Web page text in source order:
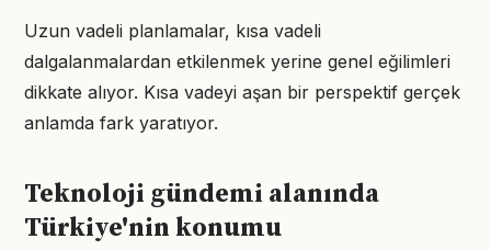
Uzun vadeli planlamalar, kısa vadeli
dalgalanmalardan etkilenmek yerine genel eğilimleri
dikkate alıyor. Kısa vadeyi aşan bir perspektif gerçek
anlamda fark yaratıyor.
Teknoloji gündemi alanında
Türkiye'nin konumu